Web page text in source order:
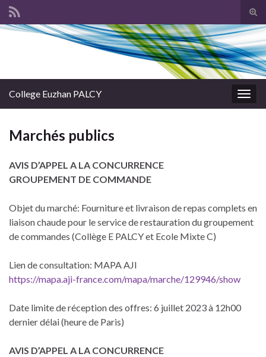
Search for:
College Euzhan PALCY
Marchés publics
AVIS D’APPEL A LA CONCURRENCE
GROUPEMENT DE COMMANDE
Objet du marché: Fourniture et livraison de repas complets en
liaison chaude pour le service de restauration du groupement
de commandes (Collège E PALCY et Ecole Mixte C)
Lien de consultation: MAPA AJI
https://mapa.aji-france.com/mapa/marche/129946/show
Date limite de réception des offres: 6 juillet 2023 à 12h00
dernier délai (heure de Paris)
AVIS D’APPEL A LA CONCURRENCE